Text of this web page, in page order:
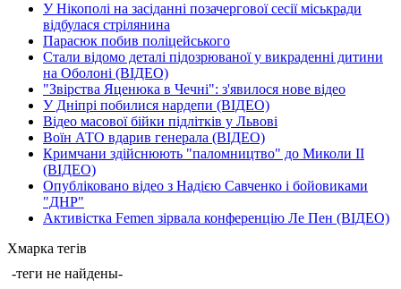
У Нікополі на засіданні позачергової сесії міськради
відбулася стрілянина
Парасюк побив поліцейського
Стали відомо деталі підозрюваної у викраденні дитини
на Оболоні (ВІДЕО)
"Звірства Яценюка в Чечні": з'явилося нове відео
У Дніпрі побилися нардепи (ВІДЕО)
Відео масової бійки підлітків у Львові
Воїн АТО вдарив генерала (ВІДЕО)
Кримчани здійснюють "паломництво" до Миколи ІІ
(ВІДЕО)
Опубліковано відео з Надією Савченко і бойовиками
"ДНР"
Активістка Femen зірвала конференцію Ле Пен (ВІДЕО)
Хмарка тегів
-теги не найдены-